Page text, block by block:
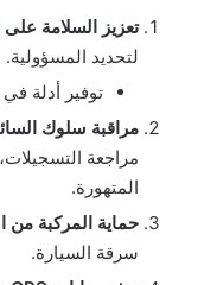
تعزيز السلامة
لتحديد المسؤولية.
توفير أدلة في
مراقبة سلوك
مراجعة
المتهورة.
حماية المركبة من
سرقة السيارة.